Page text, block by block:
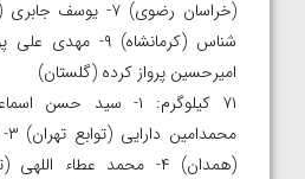
امیرحسین پرواز کرده (گلستان)